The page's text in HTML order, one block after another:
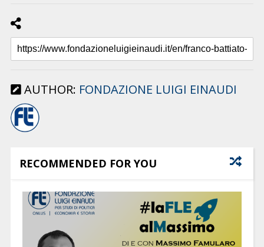
AUTHOR: FONDAZIONE LUIGI EINAUDI
RECOMMENDED FOR YOU